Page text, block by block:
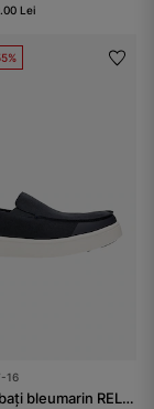
Lei
16
Mocasini bărbați bleumarin RELAKS din material MicroPOLYtex